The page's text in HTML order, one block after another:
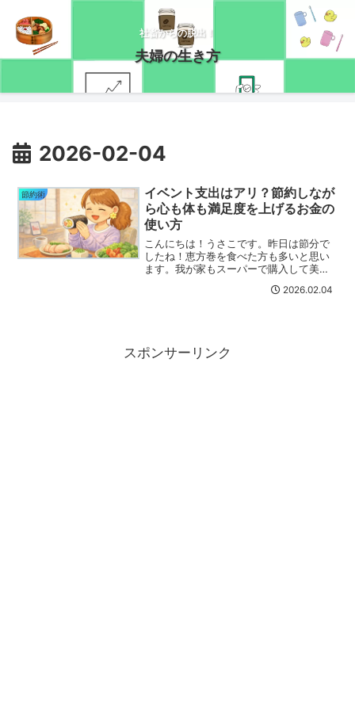
社畜からの脱出！
夫婦の生き方
2026-02-04
節約術
イベント支出はアリ？節約しなが
ら心も体も満足度を上げるお金の
使い方
こんにちは！うさこです。昨日は節分で
したね！恵方巻を食べた方も多いと思い
ます。我が家もスーパーで購入して美味
がけているのであまりイベント消費はし
2026.02.04
スポンサーリンク